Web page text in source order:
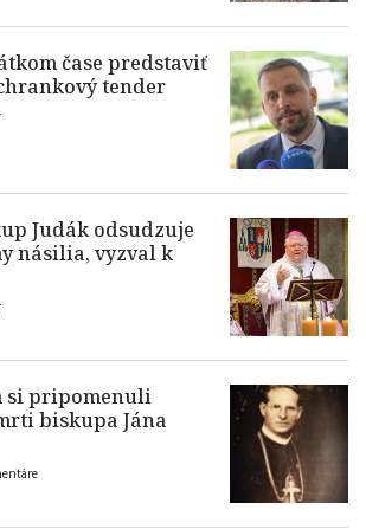
čase predstaviť
tender
Judák odsudzuje
násilia, vyzval k
si pripomenuli
biskupa Jána